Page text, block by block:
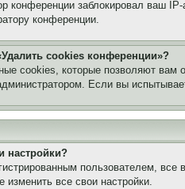
конференции заблокировал ваш
конференции.
cookies конференции»?
cookies, которые позволяют вам
Если вы
настройки?
пользователем,
все свои настройки.